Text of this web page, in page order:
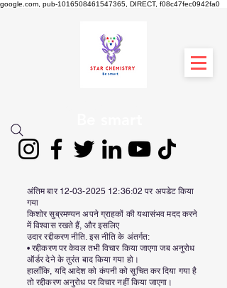
google.com, pub-1016508461547365, DIRECT, f08c47fec0942fa0
अंतिम बार 12-03-2025 12:36:02 पर अपडेट किया
गया
किशोर सुब्रमण्यन अपने ग्राहकों की यथासंभव मदद करने
में विश्वास रखते हैं, और इसलिए
उदार रद्दीकरण नीति. इस नीति के अंतर्गत:
• रद्दीकरण पर केवल तभी विचार किया जाएगा जब अनुरोध
ऑर्डर देने के तुरंत बाद किया गया हो।
हालाँकि, यदि आदेश को कंपनी को सूचित कर दिया गया है
तो रद्दीकरण अनुरोध पर विचार नहीं किया जाएगा।